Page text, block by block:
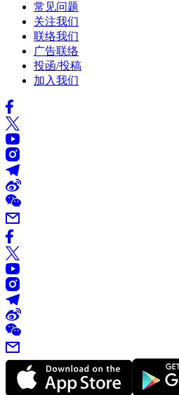
常见问题
关注我们
联络我们
广告联络
投函/投稿
加入我们